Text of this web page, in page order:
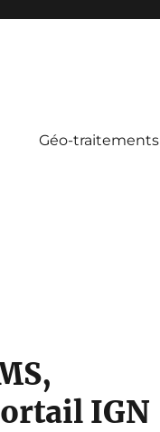
Géo-traitements
IGN